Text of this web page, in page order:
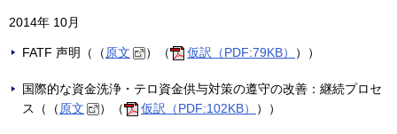
2014年 10月
FATF 声明（（ 原文 ）（ 仮訳（PDF:79KB） ））
国際的な資金洗浄・テロ資金供与対策の遵守の改善：継続プロセ
ス（（ 原文 ）（ 仮訳（PDF:102KB） ））